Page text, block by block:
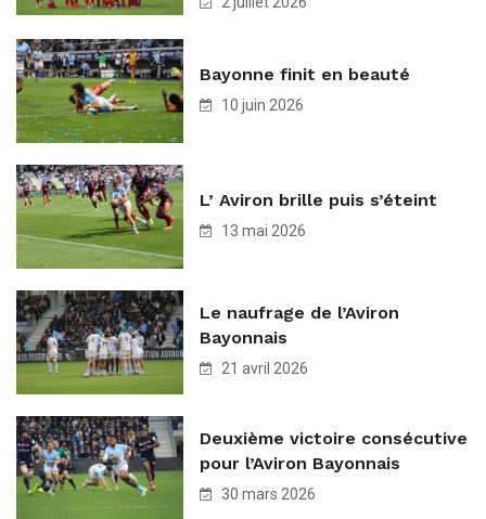
Bayonne finit en beauté
10 juin 2026
L’ Aviron brille puis s’éteint
13 mai 2026
Le naufrage de l’Aviron
Bayonnais
21 avril 2026
Deuxième victoire consécutive
pour l’Aviron Bayonnais
30 mars 2026